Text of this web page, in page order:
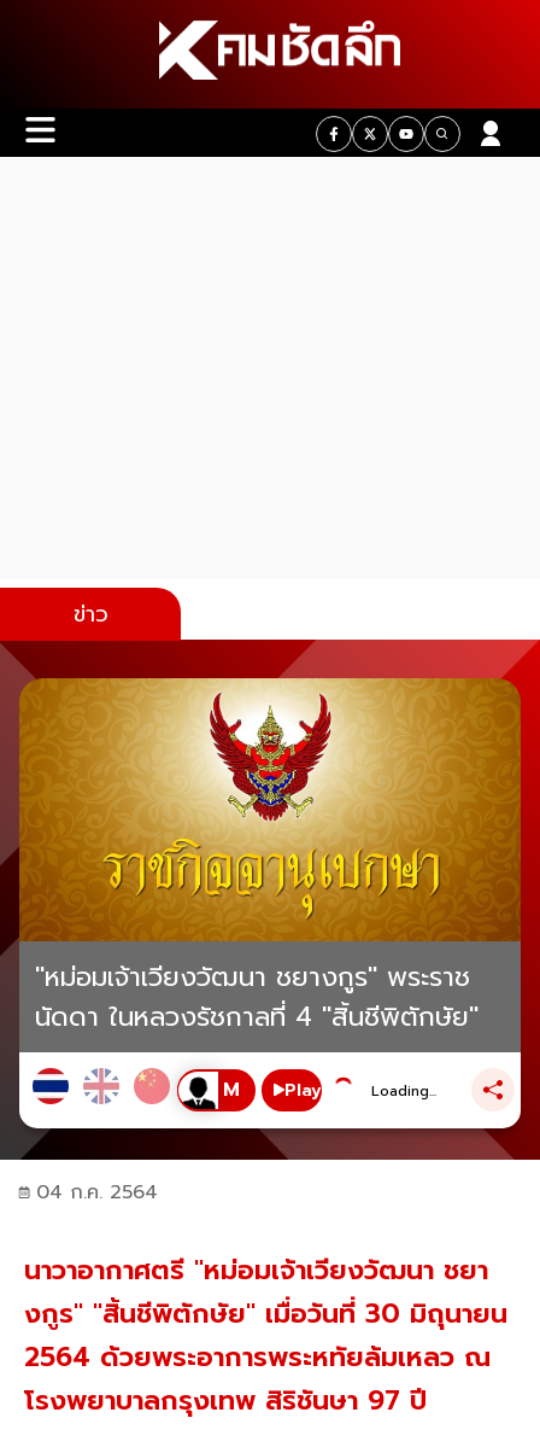
ข่าว
"หม่อมเจ้าเวียงวัฒนา ชยางกูร" พระราช
นัดดา ในหลวงรัชกาลที่ 4 "สิ้นชีพิตักษัย"
Play Loading...
04 ก.ค. 2564
นาวาอากาศตรี "หม่อมเจ้าเวียงวัฒนา ชยา
งกูร" "สิ้นชีพิตักษัย" เมื่อวันที่ 30 มิถุนายน
2564 ด้วยพระอาการพระหทัยล้มเหลว ณ
โรงพยาบาลกรุงเทพ สิริชันษา 97 ปี